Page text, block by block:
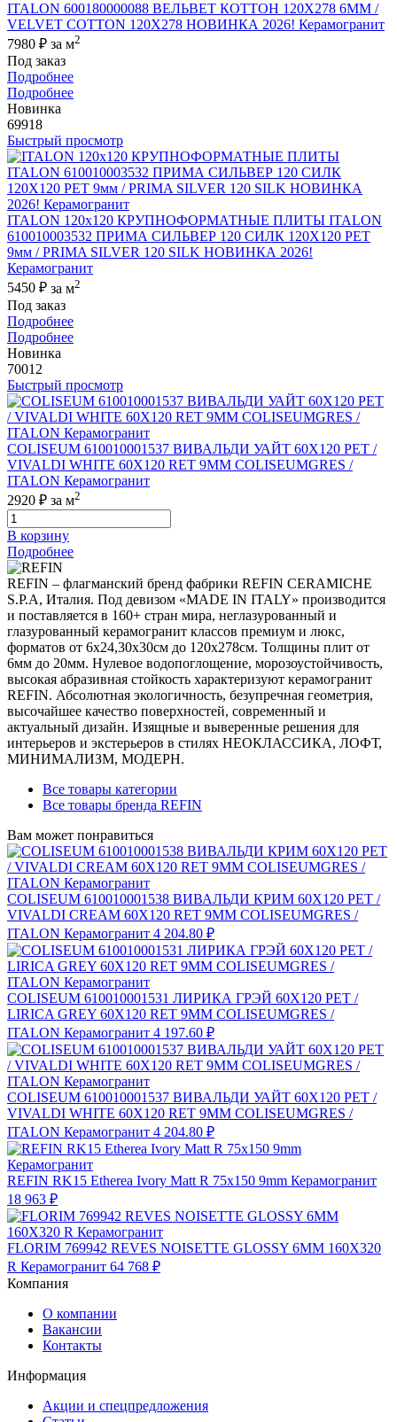
ITALON 600180000088 ВЕЛЬВЕТ КОТТОН 120X278 6ММ /
VELVET COTTON 120X278 НОВИНКА 2026! Керамогранит
7980 ₽ за м2
Под заказ
Подробнее
Подробнее
Новинка
69918
Быстрый просмотр
ITALON 120x120 КРУПНОФОРМАТНЫЕ ПЛИТЫ ITALON
610010003532 ПРИМА СИЛЬВЕР 120 СИЛК 120Х120 РЕТ
9мм / PRIMA SILVER 120 SILK НОВИНКА 2026!
Керамогранит
5450 ₽ за м2
Под заказ
Подробнее
Подробнее
Новинка
70012
Быстрый просмотр
COLISEUM 610010001537 ВИВАЛЬДИ УАЙТ 60X120 РЕТ /
VIVALDI WHITE 60X120 RET 9MM COLISEUMGRES /
ITALON Керамогранит
2920 ₽ за м2
В корзину
Подробнее
REFIN – флагманский бренд фабрики REFIN CERAMICHE
S.P.A, Италия. Под девизом «MADE IN ITALY» производится
и поставляется в 160+ стран мира, неглазурованный и
глазурованный керамогранит классов премиум и люкс,
форматов от 6х24,30х30см до 120х278см. Толщины плит от
6мм до 20мм. Нулевое водопоглощение, морозоустойчивость,
высокая абразивная стойкость характеризуют керамогранит
REFIN. Абсолютная экологичность, безупречная геометрия,
высочайшее качество поверхностей, современный и
актуальный дизайн. Изящные и выверенные решения для
интерьеров и экстерьеров в стилях НЕОКЛАССИКА, ЛОФТ,
МИНИМАЛИЗМ, МОДЕРН.
Все товары категории
Все товары бренда REFIN
Вам может понравиться
COLISEUM 610010001538 ВИВАЛЬДИ КРИМ 60X120 РЕТ /
VIVALDI CREAM 60X120 RET 9MM COLISEUMGRES /
ITALON Керамогранит 4 204.80 ₽
COLISEUM 610010001531 ЛИРИКА ГРЭЙ 60X120 РЕТ /
LIRICA GREY 60X120 RET 9MM COLISEUMGRES /
ITALON Керамогранит 4 197.60 ₽
COLISEUM 610010001537 ВИВАЛЬДИ УАЙТ 60X120 РЕТ /
VIVALDI WHITE 60X120 RET 9MM COLISEUMGRES /
ITALON Керамогранит 4 204.80 ₽
REFIN RK15 Etherea Ivory Matt R 75x150 9mm Керамогранит
18 963 ₽
FLORIM 769942 REVES NOISETTE GLOSSY 6MM 160X320
R Керамогранит 64 768 ₽
Компания
О компании
Вакансии
Контакты
Информация
Акции и спецпредложения